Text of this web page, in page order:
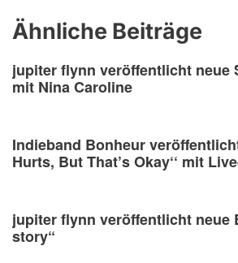
Ähnliche Beiträge
jupiter flynn veröffentlicht neue
mit Nina Caroline
Indieband Bonheur
Hurts, But That’s Okay‘‘ mit
jupiter flynn veröffentlicht neue
story“